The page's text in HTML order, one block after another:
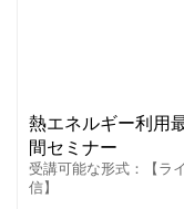
熱エネルギー利用
間セミナー
受講可能な形式：【ラ
信】